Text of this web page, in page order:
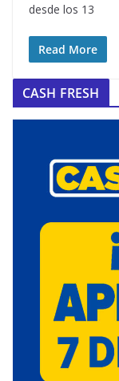
desde los 13
Read More
CASH FRESH